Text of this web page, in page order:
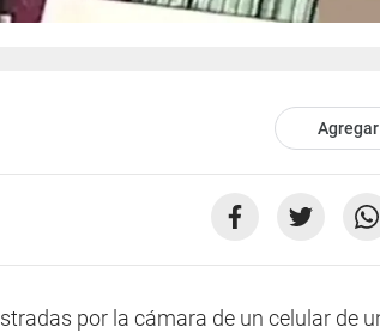
por la cámara de un celular de